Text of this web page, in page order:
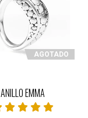
AGOTADO
ANILLO EMMA